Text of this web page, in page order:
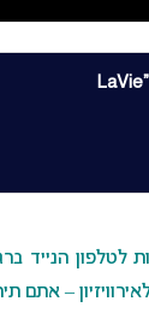
? – צוות הצילום הטוב ביותר בצפון – “LaVie
לטלפון הנייד
– אתם